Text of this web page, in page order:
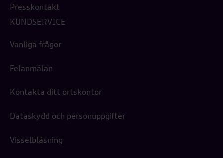
Presskontakt
KUNDSERVICE
Vanliga frågor
Felanmälan
Kontakta ditt ortskontor
Dataskydd och personuppgifter
Visselblåsning